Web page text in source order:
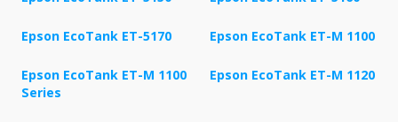
Epson EcoTank ET-5170 Epson EcoTank ET-M 1100
Epson EcoTank ET-M 1100
Series
Epson EcoTank ET-M 1120